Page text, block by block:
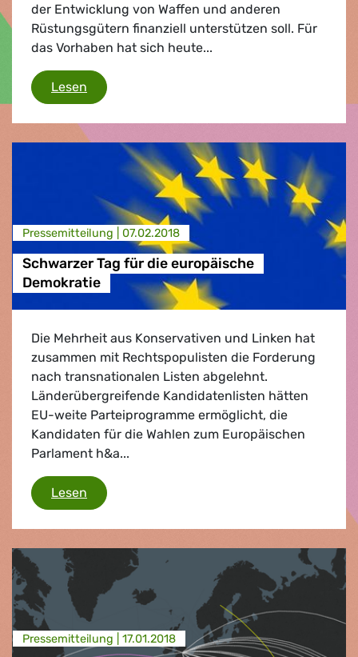
der Entwicklung von Waffen und anderen
Rüstungsgütern finanziell unterstützen soll. Für
das Vorhaben hat sich heute...
Lesen Programm zur Förderung der europäischen
Presse­mitteilung | 07.02.2018
Schwarzer Tag für die europäische
Demokratie
Die Mehrheit aus Konservativen und Linken hat
zusammen mit Rechtspopulisten die Forderung
nach transnationalen Listen abgelehnt.
Länderübergreifende Kandidatenlisten hätten
EU-weite Parteiprogramme ermöglicht, die
Kandidaten für die Wahlen zum Europäischen
Parlament h&a...
Lesen Schwarzer Tag für die europäische
Presse­mitteilung | 17.01.2018